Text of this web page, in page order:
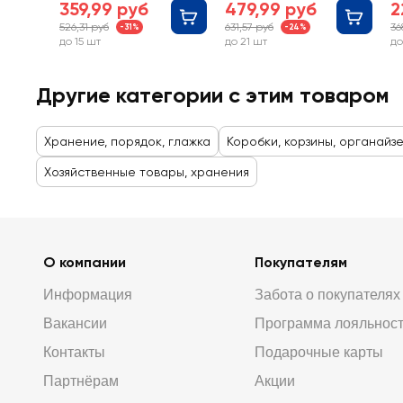
359,99 руб
526,31 руб -31%
до 15 шт
479,99 руб
631,57 руб -24%
до 21 шт
Другие категории с этим товаром
Хранение, порядок, глажка Коробки, корзины,
Хозяйственные товары, хранения
О компании
Информация
Вакансии
Контакты
Партнёрам
Покупателям
Забота о покупателях
Программа
Подарочные карты
Акции